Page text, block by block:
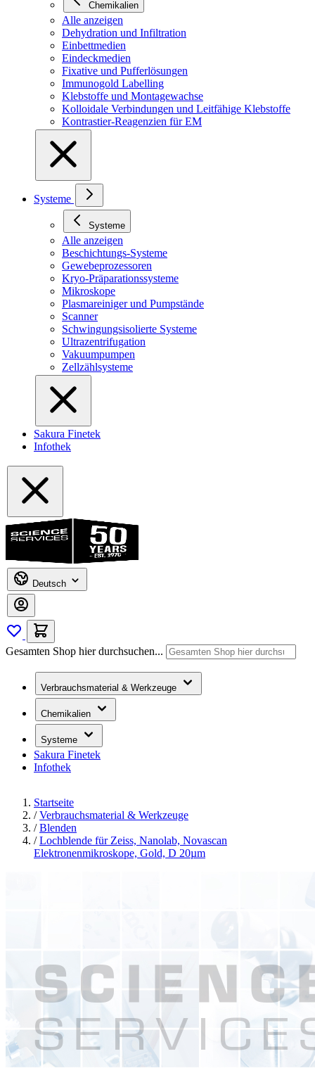
Chemikalien
Alle anzeigen
Dehydration und Infiltration
Einbettmedien
Eindeckmedien
Fixative und Pufferlösungen
Immunogold Labelling
Klebstoffe und Montagewachse
Kolloidale Verbindungen und Leitfähige Klebstoffe
Kontrastier-Reagenzien für EM
Systeme
Systeme
Alle anzeigen
Beschichtungs-Systeme
Gewebeprozessoren
Kryo-Präparationssysteme
Mikroskope
Plasmareiniger und Pumpstände
Scanner
Schwingungsisolierte Systeme
Ultrazentrifugation
Vakuumpumpen
Zellzählsysteme
Sakura Finetek
Infothek
Deutsch
Gesamten Shop hier durchsuchen...
Verbrauchsmaterial & Werkzeuge
Chemikalien
Systeme
Sakura Finetek
Infothek
Startseite
/ Verbrauchsmaterial & Werkzeuge
/ Blenden
/ Lochblende für Zeiss, Nanolab, Novascan
Elektronenmikroskope, Gold, D 20µm